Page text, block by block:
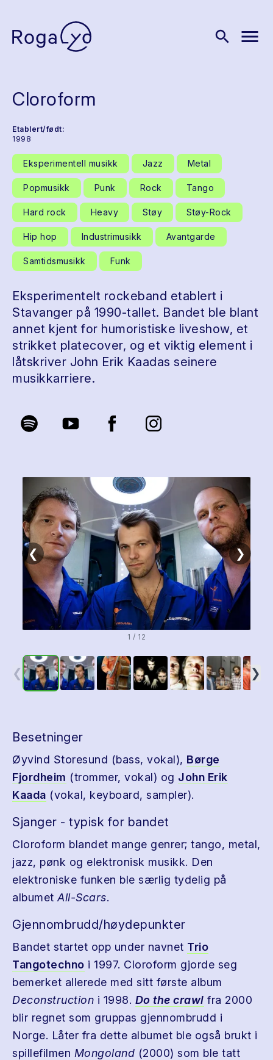
search menu
Cloroform
Etablert/født:
1998
Eksperimentell musikk Jazz Metal
Popmusikk Punk Rock Tango
Hard rock Heavy Støy Støy-Rock
Hip hop Industrimusikk Avantgarde
Samtidsmusikk Funk
Eksperimentelt rockeband etablert i
Stavanger på 1990-tallet. Bandet ble blant
annet kjent for humoristiske liveshow, et
strikket platecover, og et viktig element i
låtskriver John Erik Kaadas seinere
musikkarriere.
❮ ❯
1 / 12
❮ ❯
Besetninger
Øyvind Storesund (bass, vokal), Børge
Fjordheim (trommer, vokal) og John Erik
Kaada (vokal, keyboard, sampler).
Sjanger - typisk for bandet
Cloroform blandet mange genrer; tango, metal,
jazz, pønk og elektronisk musikk. Den
elektroniske funken ble særlig tydelig på
albumet All-Scars.
Gjennombrudd/høydepunkter
Bandet startet opp under navnet Trio
Tangotechno i 1997. Cloroform gjorde seg
bemerket allerede med sitt første album
Deconstruction i 1998. Do the crawl fra 2000
blir regnet som gruppas gjennombrudd i
Norge. Låter fra dette albumet ble også brukt i
spillefilmen Mongoland (2000) som ble tatt